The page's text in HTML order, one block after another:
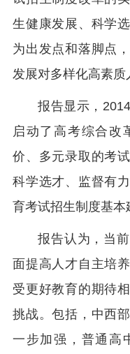
生健康发展、科学
为出发点和落脚点
发展对多样化高素质
报告显示，
启动了高考综合改
价、多元录取的考
科学选才、监督有
育考试招生制度基本
报告认为，当
面提高人才自主培
受更好教育的期待
挑战。包括，中西
一步加强，普通高